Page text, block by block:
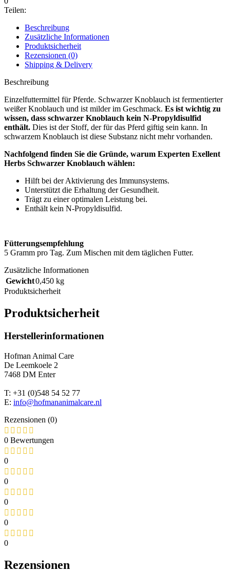
Teilen:
Beschreibung
Zusätzliche Informationen
Produktsicherheit
Rezensionen (0)
Shipping & Delivery
Beschreibung
Einzelfuttermittel für Pferde. Schwarzer Knoblauch ist fermentierter
weißer Knoblauch und ist milder im Geschmack. Es ist wichtig zu
wissen, dass schwarzer Knoblauch kein N-Propyldisulfid
enthält. Dies ist der Stoff, der für das Pferd giftig sein kann. In
schwarzem Knoblauch ist diese Substanz nicht mehr vorhanden.
Nachfolgend finden Sie die Gründe, warum Experten Exellent
Herbs Schwarzer Knoblauch wählen:
Hilft bei der Aktivierung des Immunsystems.
Unterstützt die Erhaltung der Gesundheit.
Trägt zu einer optimalen Leistung bei.
Enthält kein N-Propyldisulfid.
Fütterungsempfehlung
5 Gramm pro Tag. Zum Mischen mit dem täglichen Futter.
Zusätzliche Informationen
Gewicht0,450 kg
Produktsicherheit
Produktsicherheit
Herstellerinformationen
Hofman Animal Care
De Leemkoele 2
7468 DM Enter
T: +31 (0)548 54 52 77
E: info@hofmananimalcare.nl
Rezensionen (0)
0 Bewertungen
0
0
0
0
0
Rezensionen